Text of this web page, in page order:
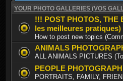
YOUR PHOTO GALLERIES (VOS
!!! POST PHOTOS,
les meilleures pratiques)
How to post new topics
ANIMALS
ALL ANIMALS PICTURES
PEOPLE
PORTRAITS, FAMILY,